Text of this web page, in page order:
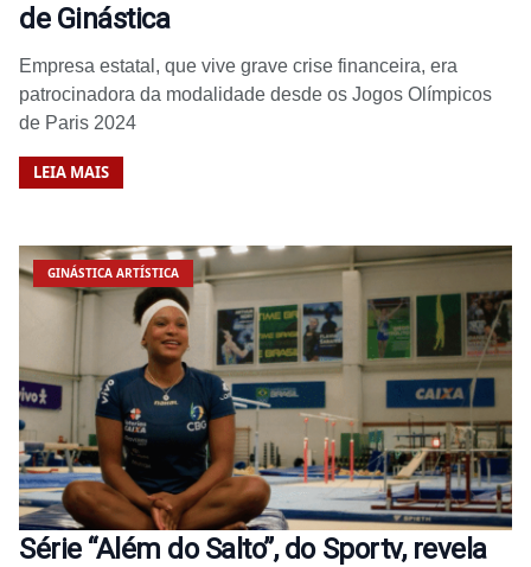
de Ginástica
Empresa estatal, que vive grave crise financeira, era
patrocinadora da modalidade desde os Jogos Olímpicos
de Paris 2024
LEIA MAIS
GINÁSTICA ARTÍSTICA
Série “Além do Salto”, do Sportv, revela